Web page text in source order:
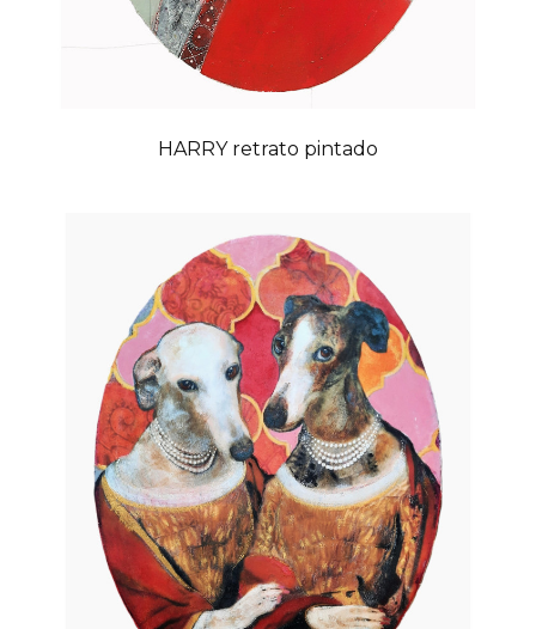
HARRY retrato pintado